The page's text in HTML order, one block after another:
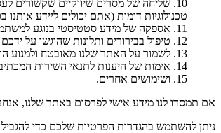
10. שליחה של מסרים שיווקיים
טכנולוגיות דומות (אתם יכולים ליידע
11. אספקה של מידע סטטיסטי בנוגע למשתמשים שלנו לצד ג’ (אבל צד ג’ זה לא יוכל לזהות אף משתמש בודד לפי המידע);
12. טיפול בבירורים ותלונות שהוגשו על ידכם או נוגעות אליכם וקשורות לאתר שלנו;
13. לשמור על האתר שלנו מאובטח ולמנוע הונאה;
14. אימות של היענות לתנאי השירות המכתיבים את אופן השימוש באתר (כולל ניטור של הודעות פרטיות שנשלחו דרך שירות ההודעות הפרטיות של האתר שלנו);
15. ושימושים אחרים.
אם תמסרו לנו מידע אישי לפרסום באתר שלנו,
ניתן להשתמש בהגדרות הפרטיות שלכם כדי